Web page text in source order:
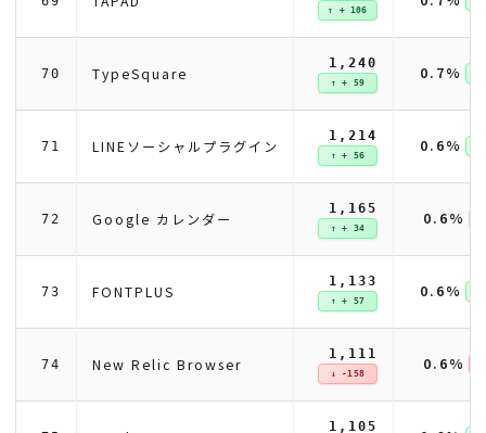
↑ + 106
70 TypeSquare
1,240
↑ + 59 0.7%
71 LINEソーシャルプラグイン
1,214
↑ + 56 0.6%
72 Google カレンダー
1,165
↑ + 34 0.6%
73 FONTPLUS
1,133
↑ + 57 0.6%
74 New Relic Browser
1,111
↓ -158 0.6%
1,105